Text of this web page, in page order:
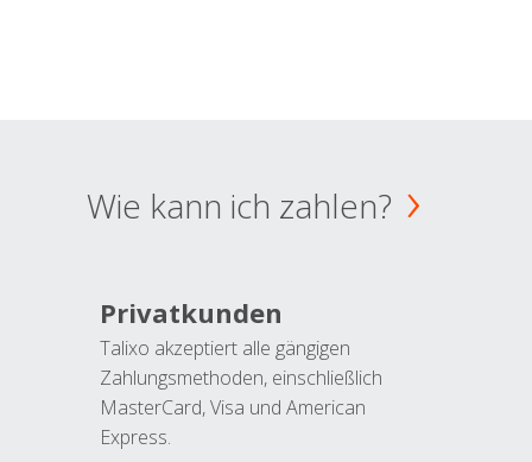
Wie kann ich zahlen?
Privatkunden
Talixo akzeptiert alle gängigen
Zahlungsmethoden, einschließlich
MasterCard, Visa und American
Express.